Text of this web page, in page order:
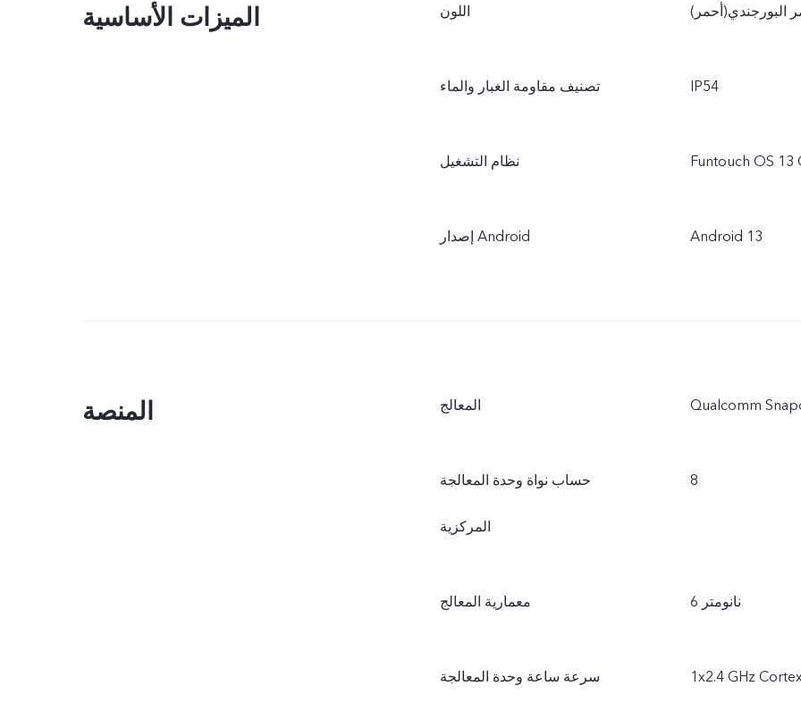
الميزات الأساسية اللون البورجندي(أحمر)
تصنيف مقاومة الغبار والماء IP54
نظام التشغيل Funtouch OS 13
إصدار Android Android 13
المنصة المعالج Qualcomm
حساب نواة وحدة المعالجة
المركزية
8
معمارية المعالج 6 نانومتر
سرعة ساعة وحدة المعالجة 1x2.4 GHz